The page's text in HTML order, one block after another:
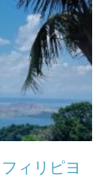
ィリピヨ